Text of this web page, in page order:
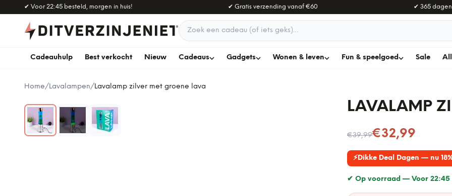
Naar hoofdinhoud
✔ Voor 22:45 besteld, morgen in huis! ✔ Gratis verzending vanaf€60 ✔ 365
Zoek een cadeau
Cadeauhulp Best verkocht Nieuw Cadeaus Gadgets Wonen & leven Fun & speelgoed Sale
Home/Lavalampen/Lavalamp zilver met groene lava
LAVALAMP
€39,99
Nu voor€32,99
⚡Dikke Deal Dagen — nu
✔ Op voorraad — Voor 22:45